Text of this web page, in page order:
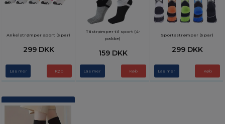
Ankelstrømper sport (5 par)
299 DKK
Läs mer Køb
Tåstrømper til sport (4-
pakke)
159 DKK
Läs mer
Sportsstrømper (5 par)
299 DKK
Läs mer